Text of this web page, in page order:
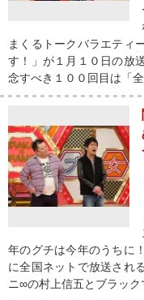
まくるトークバラエティ
す！」が１月１０日の放
念すべき１００回目は「全
年のグチは今年のうちに
に全国ネットで放送され
ニ∞の村上信五とブラック